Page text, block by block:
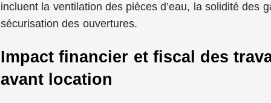
incluent la ventilation des pièces d’eau, la solidité des
sécurisation des ouvertures.
Impact financier et fiscal des
avant location